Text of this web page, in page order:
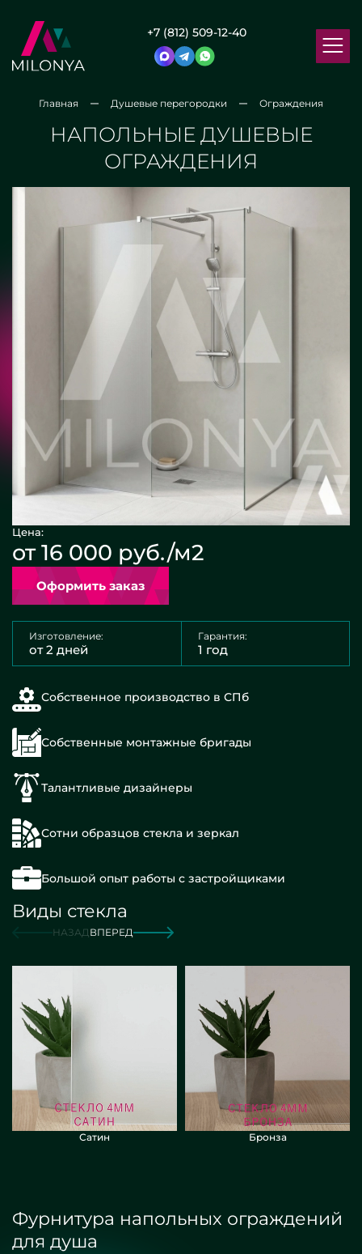
+7 (812) 509-12-40
Главная Душевые перегородки Ограждения
НАПОЛЬНЫЕ ДУШЕВЫЕ
ОГРАЖДЕНИЯ
Цена:
от 16 000 руб./м2
Оформить заказ
Изготовление:
от 2 дней
Гарантия:
1 год
Собственное производство в СПб
Собственные монтажные бригады
Талантливые дизайнеры
Сотни образцов стекла и зеркал
Большой опыт работы с застройщиками
Виды стекла
НАЗАДВПЕРЕД
Сатин Бронза
Фурнитура напольных ограждений
для душа